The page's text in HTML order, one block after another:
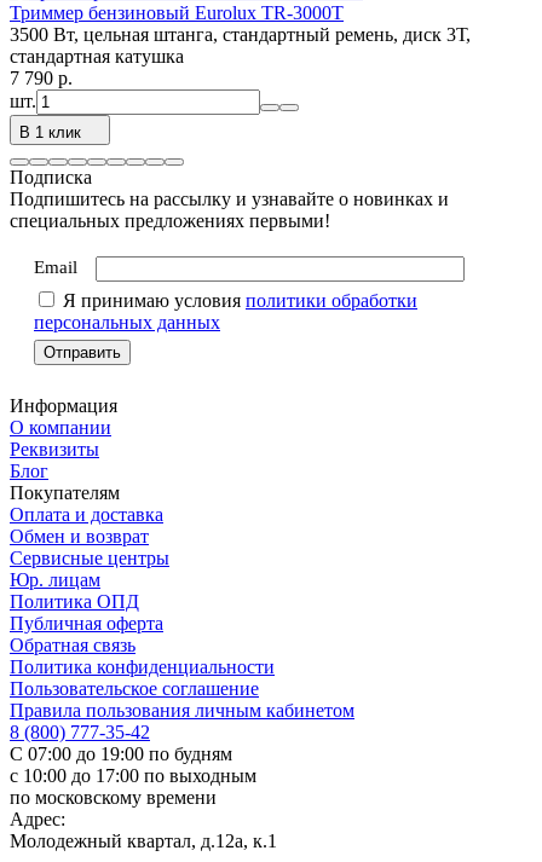
Триммер бензиновый Eurolux TR-3000T
3500 Вт, цельная штанга, стандартный ремень, диск 3Т,
стандартная катушка
7 790 p.
шт.
В 1 клик
Подписка
Подпишитесь на рассылку и узнавайте о новинках и
специальных предложениях первыми!
Email
Я принимаю условия политики обработки
персональных данных
Информация
О компании
Реквизиты
Блог
Покупателям
Оплата и доставка
Обмен и возврат
Сервисные центры
Юр. лицам
Политика ОПД
Публичная оферта
Обратная связь
Политика конфиденциальности
Пользовательское соглашение
Правила пользования личным кабинетом
8 (800) 777-35-42
С 07:00 до 19:00 по будням
с 10:00 до 17:00 по выходным
по московскому времени
Адрес:
Молодежный квартал, д.12а, к.1